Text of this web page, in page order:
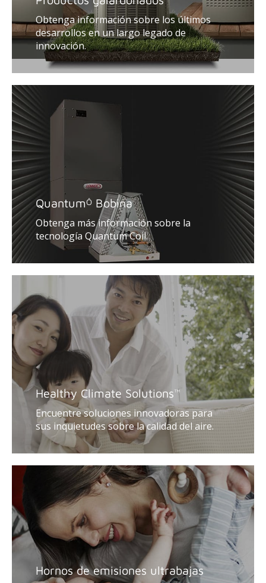
Obtenga información sobre los últimos
desarrollos en un largo legado de
innovación.
QuantumÔ Bobina
Obtenga más información sobre la
tecnología Quantum Coil.
Healthy Climate Solutions™
Encuentre soluciones innovadoras para
sus inquietudes sobre la calidad del aire.
Hornos de emisiones ultrabajas